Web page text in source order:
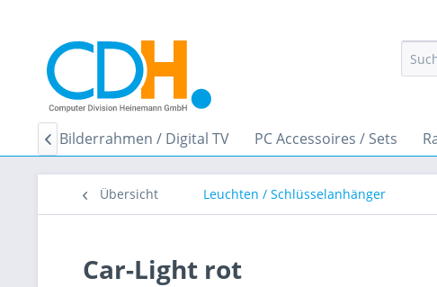
Digitale Bilderrahmen / Digital TV PC Accessoires / Sets

Übersicht Leuchten / Schlüsselanhänger
Car-Light rot